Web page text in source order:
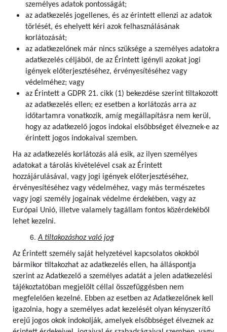
személyes adatok pontosságát;
az adatkezelés jogellenes, és az érintett ellenzi az adatok
törlését, és ehelyett kéri azok felhasználásának
korlátozását;
az adatkezelőnek már nincs szüksége a személyes adatokra
adatkezelés céljából, de az Érintett igényli azokat jogi
igények előterjesztéséhez, érvényesítéséhez vagy
védelméhez; vagy
az Érintett a GDPR 21. cikk (1) bekezdése szerint tiltakozott
az adatkezelés ellen; ez esetben a korlátozás arra az
időtartamra vonatkozik, amíg megállapításra nem kerül,
hogy az adatkezelő jogos indokai elsőbbséget élveznek-e az
érintett jogos indokaival szemben.
Ha az adatkezelés korlátozás alá esik, az ilyen személyes
adatokat a tárolás kivételével csak az Érintett
hozzájárulásával, vagy jogi igények előterjesztéséhez,
érvényesítéséhez vagy védelméhez, vagy más természetes
vagy jogi személy jogainak védelme érdekében, vagy az
Európai Unió, illetve valamely tagállam fontos közérdekéből
lehet kezelni.
A tiltakozáshoz való jog
Az Érintett személy saját helyzetével kapcsolatos okokból
bármikor tiltakozhat az adatkezelés ellen, ha álláspontja
szerint az Adatkezelő a személyes adatát a jelen adatkezelési
tájékoztatóban megjelölt céllal összefüggésben nem
megfelelően kezelné. Ebben az esetben az Adatkezelőnek kell
igazolnia, hogy a személyes adat kezelését olyan kényszerítő
erejű jogos okok indokolják, amelyek elsőbbséget élveznek az